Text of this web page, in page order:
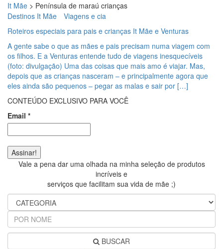
It Mãe > Península de maraú crianças
Destinos It Mãe
Viagens e cia
Roteiros especiais para pais e crianças It Mãe e Venturas
A gente sabe o que as mães e pais precisam numa viagem com
os filhos. E a Venturas entende tudo de viagens inesquecíveis
(foto: divulgação) Uma das coisas que mais amo é viajar. Mas,
depois que as crianças nasceram – e principalmente agora que
eles ainda são pequenos – pegar as malas e sair por […]
CONTEÚDO EXCLUSIVO PARA VOCÊ
Email *
Vale a pena dar uma olhada na minha seleção de produtos
incríveis e
serviços que facilitam sua vida de mãe ;)
BUSCAR